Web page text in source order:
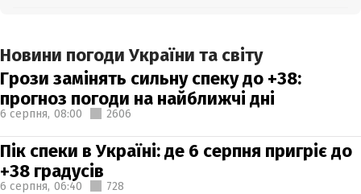
Новини погоди України та світу
Грози замінять сильну спеку до +38:
прогноз погоди на найближчі дні
6 серпня, 08:00 2606
Пік спеки в Україні: де 6 серпня пригріє до
+38 градусів
6 серпня, 06:40 728